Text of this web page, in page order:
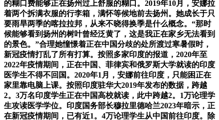
的糊口费能够正在扬州过上舒服的糊口。2019年10月，安娜拉
着两个拆满衣服的行李箱，满怀等候地前去扬州。她成长于只
要雨旱两季的喀拉拉邦，从来不晓得换季是什么概念。“那时
候能够看到扬州的树叶曾经泛黄了，这是我正在家乡无法看到
的景色。”合理她憧憬着正在中国分歧的处所渡过寒暑假时，
新冠疫情打乱了所有打算。按照多家印度的报道，2020年至
2022年疫情期间，正在中国、菲律宾和俄罗斯大学就读的印度
医学生不得不回国。2020年1月，安娜前往印度，只能困正在
家里靠电脑上课。按照印度驻华大2019年发布的数据，跨越
2。3万名印度学生正在中国高校就读，此中跨越2。1万论理学
生攻读医学学位。印度国务部长穆拉里德哈兰2023年暗示，正
在新冠疫情期间，已有近1。4万论理学生从中国前往印度。除